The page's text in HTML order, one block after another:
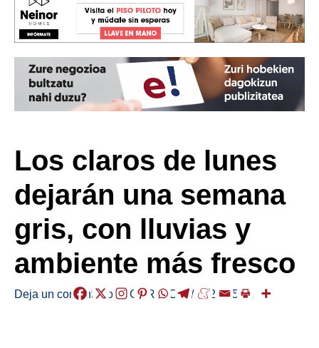
Los claros de lunes
dejarán una semana
gris, con lluvias y
ambiente más fresco
Deja un comentario /EGURALDIA/ 2026-05-11